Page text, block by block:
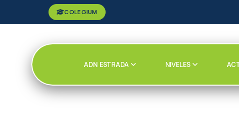
COLEGIUM
ADN ESTRADA NIVELES